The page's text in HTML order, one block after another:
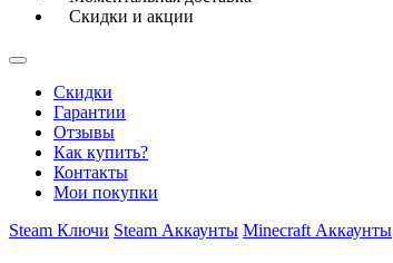
Скидки и акции
Скидки
Гарантии
Отзывы
Как купить?
Контакты
Мои покупки
Steam Ключи Steam Аккаунты Minecraft Аккаунты